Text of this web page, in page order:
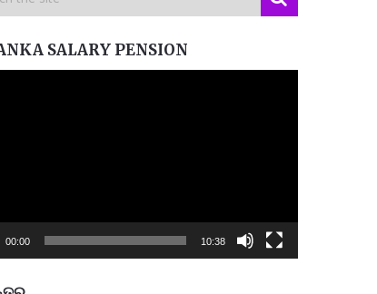
SALARY PENSION
00:00 10:38